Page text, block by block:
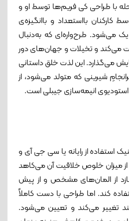
با طراحی کی فریم‌ها توسط او و
کارکنان بااستعداد و باانگیزه‌ی
می‌شود. طرح‌واره‌ای که به‌دنبال
می‌کند و تخیلات و جهان‌های دور
می‌گذارد. این لذت خلق داستانی
شیرینی که متولد می‌شود، از
انیمه‌سازی جیبلی است.
استفاده از رایانه یا سی جی آی و
از میزان خلوص خلاقیت آن می‌کاهد
از المان‌های مشخص و از پیش
کند. اما طراحی با دست کاملاً
تغییر می‌کند و تعیین می‌شود.